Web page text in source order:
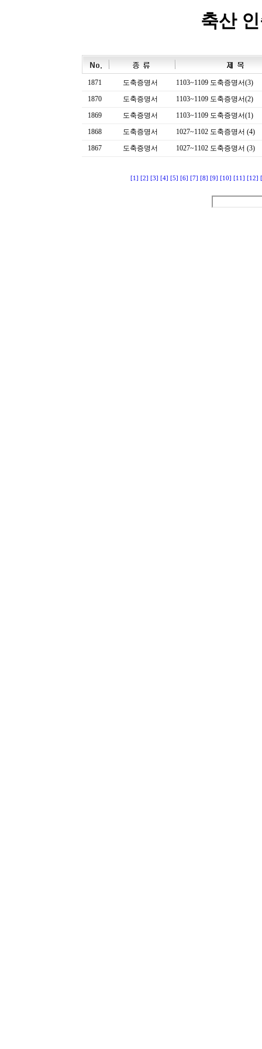
축산
1871 도축증명서
1103~1109 도축증명서(3)
1870
도축증명서
1103~1109 도축증명서(2)
1869
도축증명서
1103~1109 도축증명서(1)
1868
도축증명서
1027~1102 도축증명서 (4)
1867
도축증명서 1027~1102 도축증명서 (3)
[1] [2] [3] [4] [5] [6] [7] [8] [9] [10] [11] [12]